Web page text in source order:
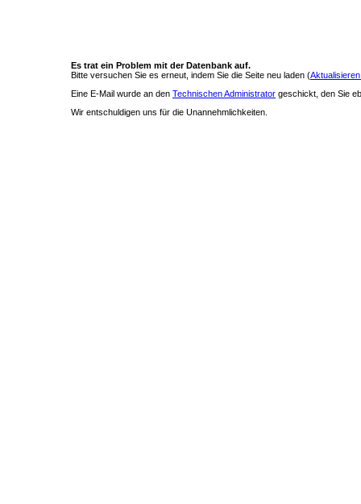
Es trat ein Problem mit der Datenbank auf.
Bitte versuchen Sie es erneut, indem Sie die Seite neu laden (
Eine E-Mail wurde an den Technischen Administrator geschickt, den Sie
Wir entschuldigen uns für die Unannehmlichkeiten.